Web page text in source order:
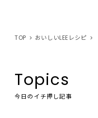
TOP おいしいLEEレシピ
Topics
今日のイチ押し記事